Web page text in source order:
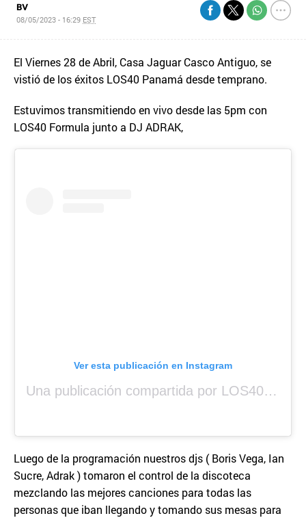
BV
08/05/2023 - 16:29 EST
El Viernes 28 de Abril, Casa Jaguar Casco Antiguo, se
vistió de los éxitos LOS40 Panamá desde temprano.
Estuvimos transmitiendo en vivo desde las 5pm con
LOS40 Formula junto a DJ ADRAK,
Ver esta publicación en Instagram
Una publicación compartida por LOS40 Panamá (@los40panama)
Luego de la programación nuestros djs ( Boris Vega, Ian
Sucre, Adrak ) tomaron el control de la discoteca
mezclando las mejores canciones para todas las
personas que iban llegando y tomando sus mesas para